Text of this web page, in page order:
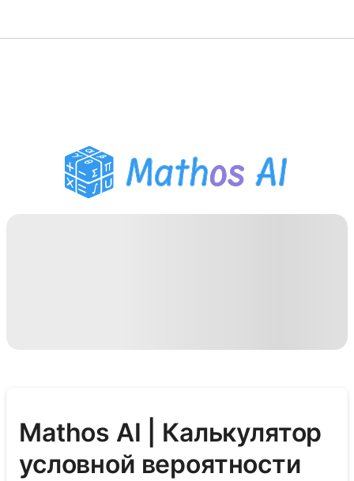
Помощник по домашним
заданиям PDF
Инструменты для
Mathos AI | Калькулятор
условной вероятности